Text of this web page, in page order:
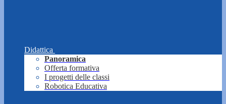
Didattica
Panoramica
Offerta formativa
I progetti delle classi
Robotica Educativa